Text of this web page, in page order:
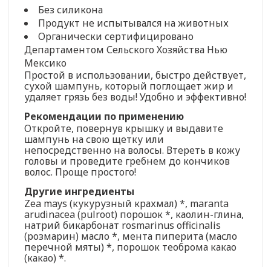
Без силикона
Продукт не испытывался на животных
Органически сертифицировано
Департаментом Сельского Хозяйства Нью
Мексико
Простой в использовании, быстро действует,
сухой шампунь, который поглощает жир и
удаляет грязь без воды! Удобно и эффективно!
Рекомендации по применению
Откройте, повернув крышку и выдавите
шампунь на свою щетку или
непосредственно на волосы. Втереть в кожу
головы и проведите гребнем до кончиков
волос. Проще простого!
Другие ингредиенты
Zea mays (кукурузный крахмал) *, maranta
arudinacea (pulroot) порошок *, каолин-глина,
натрий бикарбонат rosmarinus officinalis
(розмарин) масло *, мента пиперита (масло
перечной мяты) *, порошок теоброма какао
(какао) *.